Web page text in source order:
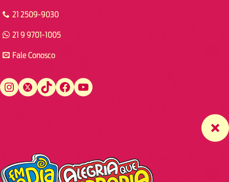
21 2509-9030
21 9 9701-1005
Fale Conosco
Instagram Twitter TikTok Facebook YouTube